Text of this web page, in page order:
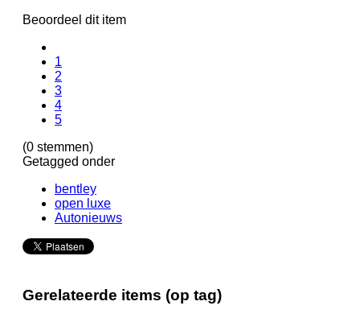
Beoordeel dit item
1
2
3
4
5
(0 stemmen)
Getagged onder
bentley
open luxe
Autonieuws
Gerelateerde items (op tag)